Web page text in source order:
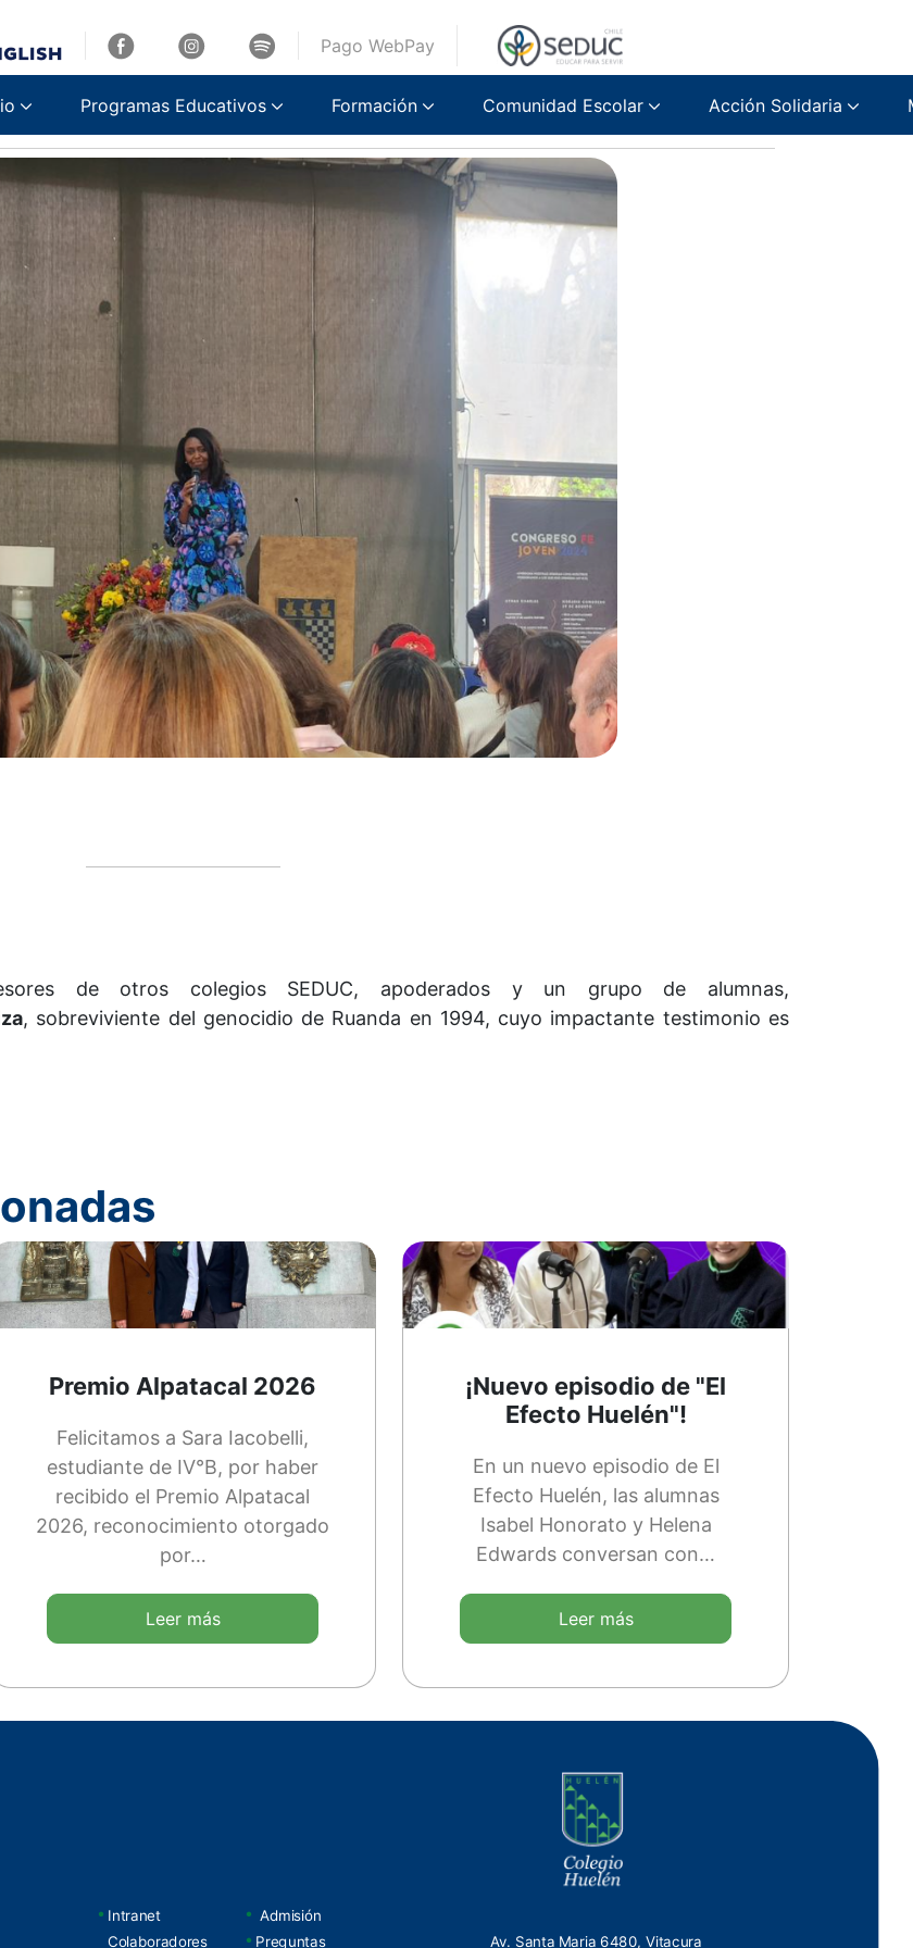
Pago WebPay
Programas Educativos Formación Comunidad Escolar Acción Solidaria
Immaculée Ilibagiza
de otros colegios SEDUC, apoderados y un grupo de alumnas,
, sobreviviente del genocidio de Ruanda en 1994, cuyo impactante testimonio es
Premio Alpatacal 2026
Felicitamos a Sara Iacobelli,
estudiante de IV°B, por haber
recibido el Premio Alpatacal
2026, reconocimiento otorgado
por…
Leer más
¡Nuevo episodio de "El
Efecto Huelén"!
En un nuevo episodio de El
Efecto Huelén, las alumnas
Isabel Honorato y Helena
Edwards conversan con…
Leer más
Intranet
Colaboradores
Admisión
Preguntas
Av. Santa Maria 6480, Vitacura